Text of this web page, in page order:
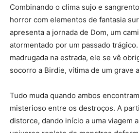
Combinando o clima sujo e
horror com elementos de fantasia
apresenta a jornada de Dom, um
atormentado por um passado
madrugada na estrada, ele se vê
socorro a Birdie, vítima de um grave
Tudo muda quando ambos
misterioso entre os destroços. A
distorce, dando início a uma viagem